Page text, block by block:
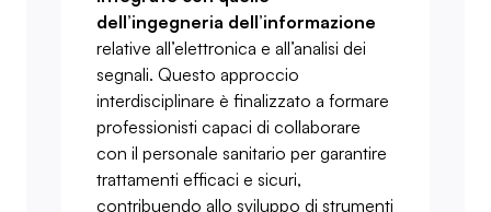
dell’ingegneria dell’informazione
relative all’elettronica e all’analisi dei
segnali. Questo approccio
interdisciplinare è finalizzato a formare
professionisti capaci di collaborare
con il personale sanitario per garantire
trattamenti efficaci e sicuri,
contribuendo allo sviluppo di strumenti